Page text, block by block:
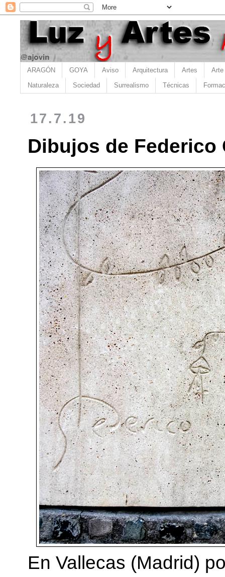
ARAGÓN GOYA Aviso Arquitectura Artes Arte
Naturaleza Sociedad Surrealismo Técnicas
17.7.19
Dibujos de Federico
En Vallecas (Madrid)